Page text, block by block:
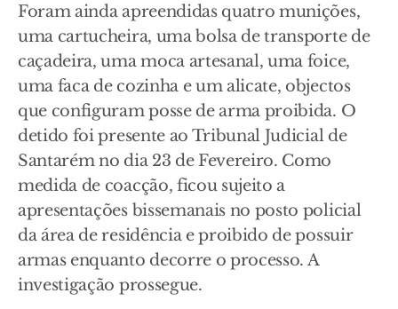
Foram ainda apreendidas quatro munições,
uma cartucheira, uma bolsa de transporte de
caçadeira, uma moca artesanal, uma foice,
uma faca de cozinha e um alicate, objectos
que configuram posse de arma proibida. O
detido foi presente ao Tribunal Judicial de
Santarém no dia 23 de Fevereiro. Como
medida de coacção, ficou sujeito a
apresentações bissemanais no posto policial
da área de residência e proibido de possuir
armas enquanto decorre o processo. A
investigação prossegue.